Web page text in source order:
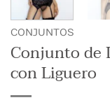
CONJUNTOS
Conjunto de
con Liguero